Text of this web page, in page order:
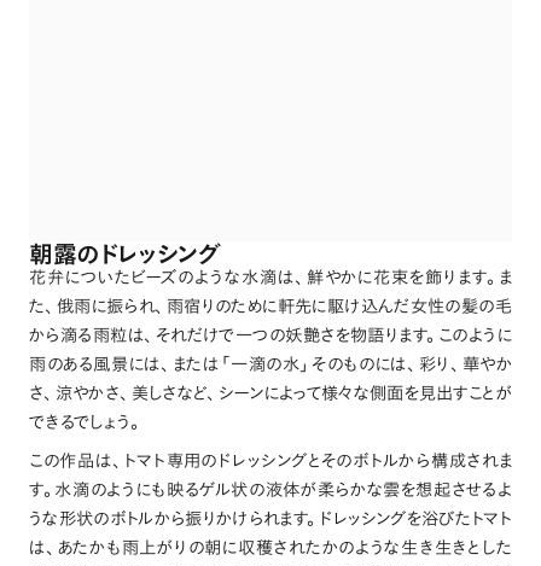
朝露のドレッシング
花弁についたビーズのような水滴は、 鮮やかに花束を飾ります。 ま
た、 俄雨に振られ、 雨宿りのために軒先に駆け込んだ女性の髪の毛
から滴る雨粒は、 それだけで一つの妖艶さを物語ります。 このように
雨のある風景には、 または 「 一滴の水 」 そのものには、 彩り 、 華やか
さ、 涼やかさ、 美しさなど、 シーンによって様々な側面を見出すことが
できるでしょう。
この作品は、
トマト専用のドレッシングとそのボトルから構成されま
す。 水滴のようにも映るゲル状の液体が柔らかな雲を想起させるよ
うな形状のボトルから振りかけられます。 ドレッシングを浴びたトマト
は、 あたかも雨上がりの朝に収穫されたかのような生き生きとした